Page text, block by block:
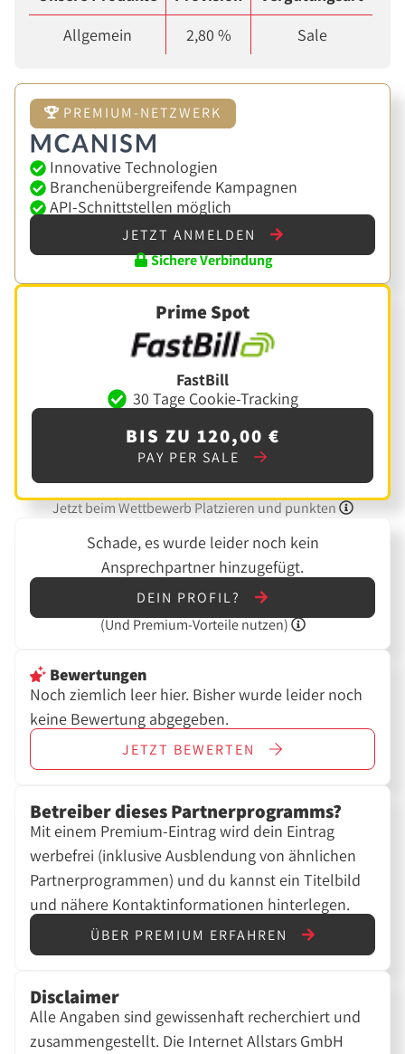
Allgemein
2,80 % Sale
PREMIUM-NETZWERK
Innovative Technologien
Branchenübergreifende Kampagnen
API-Schnittstellen möglich
JETZT ANMELDEN
Sichere Verbindung
Prime Spot
FastBill
30 Tage Cookie-Tracking
BIS ZU 120,00 €
PAY PER SALE
Jetzt beim Wettbewerb Platzieren und punkten
Schade, es wurde leider noch kein
Ansprechpartner hinzugefügt.
DEIN PROFIL?
(Und Premium-Vorteile nutzen)
Bewertungen
Noch ziemlich leer hier. Bisher wurde leider noch
keine Bewertung abgegeben.
JETZT BEWERTEN
Betreiber dieses Partnerprogramms?
Mit einem Premium-Eintrag wird dein Eintrag
werbefrei (inklusive Ausblendung von ähnlichen
Partnerprogrammen) und du kannst ein Titelbild
und nähere Kontaktinformationen hinterlegen.
ÜBER PREMIUM ERFAHREN
Disclaimer
Alle Angaben sind gewissenhaft recherchiert und
zusammengestellt. Die Internet Allstars GmbH